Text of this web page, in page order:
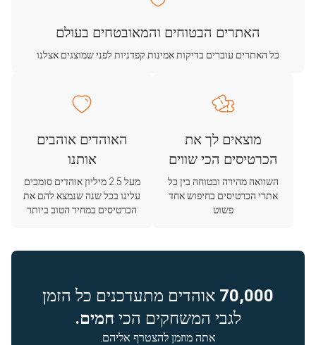
האתרים הבטוחים והמאובטחים בעולם
כל האתרים עוברים בדיקות אמינות קפדניות לפני שמוצגים אצלנו
מוצאים לך את
הכרטיסים הכי שווים
השוואה מהירה ובטוחה בין כל
אתרי הכרטיסים בחיפוש אחד
פשוט
האוהדים אוהבים
אותנו
מעל 2.5 מיליון אוהדים סומכים
עלינו בכל שנה שנמצא להם את
הכרטיסים במחיר הטוב ביותר
70,000 אוהדים מתעדכנים כל הזמן
לגבי המשחקים הכי חמים.
אתה מוזמן להצטרף אליהם.